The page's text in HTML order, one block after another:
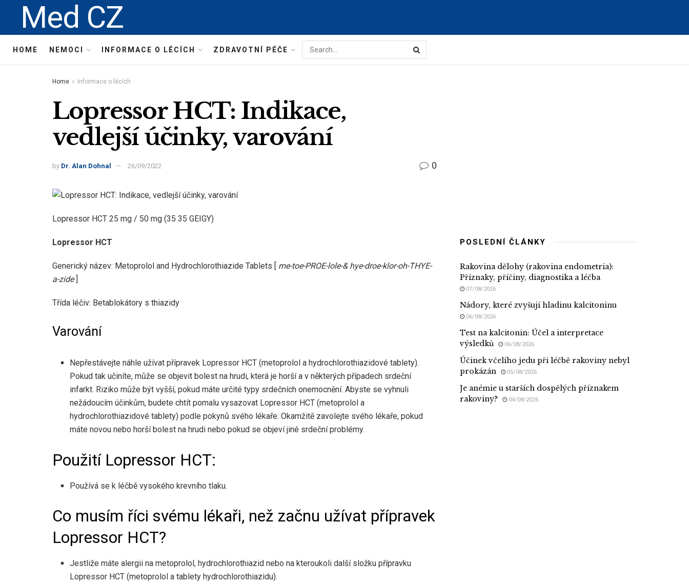
Med CZ
HOME NEMOCI INFORMACE O LÉCÍCH ZDRAVOTNÍ PÉČE
Home Informace o lécích
Lopressor HCT: Indikace,
vedlejší účinky, varování
by Dr. Alan Dohnal 26/09/2022 0
Lopressor HCT 25 mg / 50 mg (35 35 GEIGY)
Lopressor HCT
Generický název: Metoprolol and Hydrochlorothiazide Tablets [ me-toe-PROE-lole-& hye-droe-klor-oh-THYE-
a-zide]
Třída léčiv: Betablokátory s thiazidy
Varování
Nepřestávejte náhle užívat přípravek Lopressor HCT (metoprolol a hydrochlorothiazidové tablety).
Pokud tak učiníte, může se objevit bolest na hrudi, která je horší a v některých případech srdeční
infarkt. Riziko může být vyšší, pokud máte určité typy srdečních onemocnění. Abyste se vyhnuli
nežádoucím účinkům, budete chtít pomalu vysazovat Lopressor HCT (metoprolol a
hydrochlorothiazidové tablety) podle pokynů svého lékaře. Okamžitě zavolejte svého lékaře, pokud
máte novou nebo horší bolest na hrudi nebo pokud se objeví jiné srdeční problémy.
Použití Lopressor HCT:
Používá se k léčbě vysokého krevního tlaku.
Co musím říci svému lékaři, než začnu užívat přípravek
Lopressor HCT?
Jestliže máte alergii na metoprolol, hydrochlorothiazid nebo na kteroukoli další složku přípravku
Lopressor HCT (metoprolol a tablety hydrochlorothiazidu).
POSLEDNÍ ČLÁNKY
Rakovina dělohy (rakovina endometria):
Příznaky, příčiny, diagnostika a léčba
07/08/2026
Nádory, které zvyšují hladinu kalcitoninu
06/08/2026
Test na kalcitonin: Účel a interpretace
výsledků
06/08/2026
Účinek včelího jedu při léčbě rakoviny nebyl
prokázán
05/08/2026
Je anémie u starších dospělých příznakem
rakoviny?
04/08/2026